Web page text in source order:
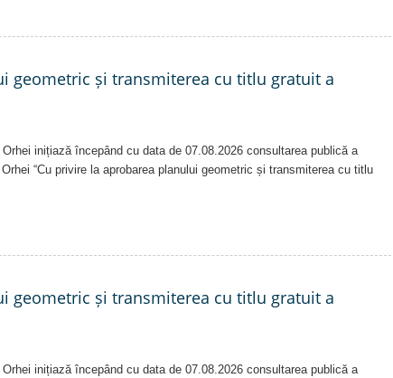
geometric și transmiterea cu titlu gratuit a
inițiază începând cu data de 07.08.2026 consultarea publică a
“Cu privire la aprobarea planului geometric și transmiterea cu titlu
geometric și transmiterea cu titlu gratuit a
inițiază începând cu data de 07.08.2026 consultarea publică a